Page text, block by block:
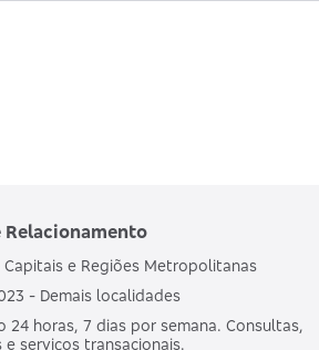
Relacionamento
e Regiões Metropolitanas
- Demais localidades
24 horas, 7 dias por semana. Consultas,
e serviços transacionais.